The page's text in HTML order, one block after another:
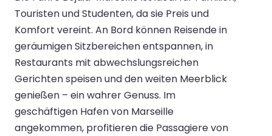
Touristen und Studenten, da sie Preis und
Komfort vereint. An Bord können Reisende in
geräumigen Sitzbereichen entspannen, in
Restaurants mit abwechslungsreichen
Gerichten speisen und den weiten Meerblick
genießen – ein wahrer Genuss. Im
geschäftigen Hafen von Marseille
angekommen, profitieren die Passagiere von